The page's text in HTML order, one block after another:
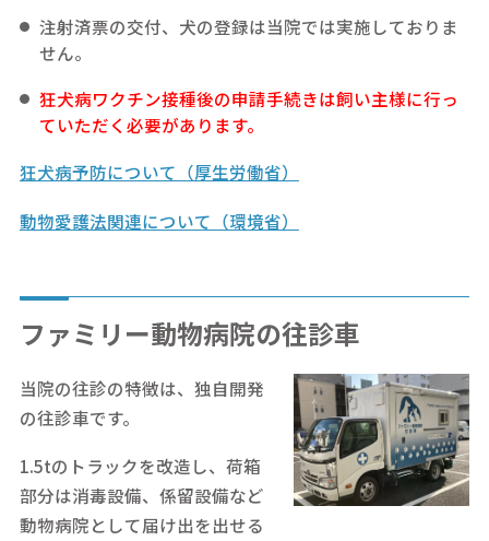
注射済票の交付、犬の登録は当院では実施しておりま
せん。
狂犬病ワクチン接種後の申請手続きは飼い主様に行っ
ていただく必要があります。
狂犬病予防について（厚生労働省）
動物愛護法関連について（環境省）
ファミリー動物病院の往診車
当院の往診の特徴は、独自開発
の往診車です。
1.5tのトラックを改造し、荷箱
部分は消毒設備、係留設備など
動物病院として届け出を出せる